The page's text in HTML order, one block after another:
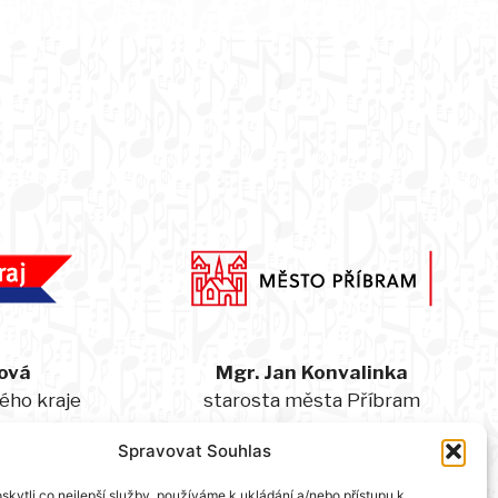
Spravovat Souhlas
kraje
Mgr. Jan Konvalinka
starosta města Příbram